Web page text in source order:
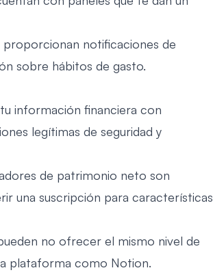
proporcionan notificaciones de
sobre hábitos de gasto.
información financiera con
legítimas de seguridad y
de patrimonio neto son
una suscripción para características
no ofrecer el mismo nivel de
plataforma como Notion.